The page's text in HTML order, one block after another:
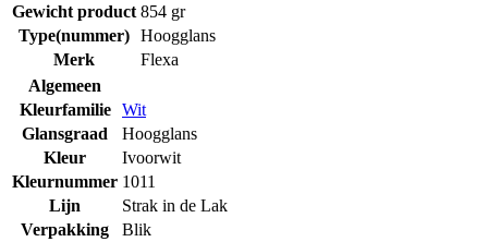
Gewicht product 854 gr
Type(nummer) Hoogglans
Merk
Flexa
Algemeen
Kleurfamilie
Wit
Glansgraad
Hoogglans
Kleur
Ivoorwit
Kleurnummer 1011
Lijn
Strak in de Lak
Verpakking
Blik